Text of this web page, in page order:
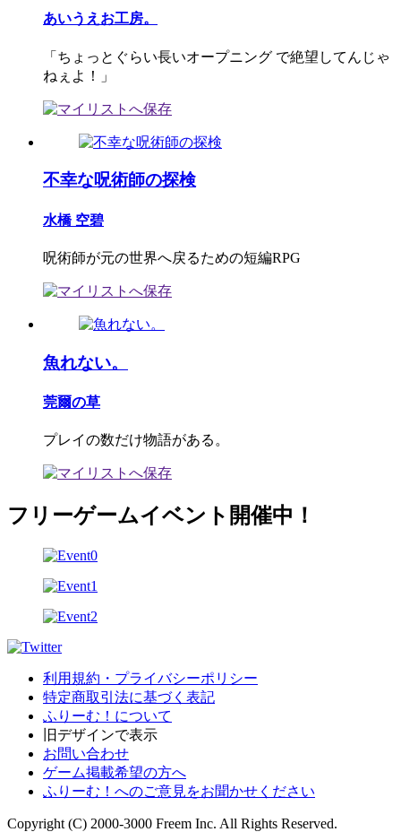
あいうえお工房。
「ちょっとぐらい長いオープニング で絶望してんじゃ
ねぇよ！」
不幸な呪術師の探検
水橋 空碧
呪術師が元の世界へ戻るための短編RPG
魚れない。
莞爾の草
プレイの数だけ物語がある。
フリーゲームイベント開催中！
利用規約・プライバシーポリシー
特定商取引法に基づく表記
ふりーむ！について
旧デザインで表示
お問い合わせ
ゲーム掲載希望の方へ
ふりーむ！へのご意見をお聞かせください
Copyright (C) 2000-3000 Freem Inc. All Rights Reserved.